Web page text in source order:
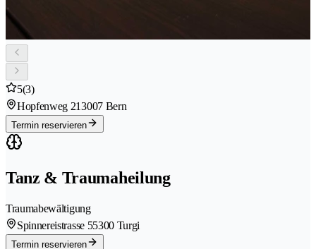
5(3)
Hopfenweg 213007 Bern
Termin reservieren
Tanz & Traumaheilung
Traumabewältigung
Spinnereistrasse 55300 Turgi
Termin reservieren